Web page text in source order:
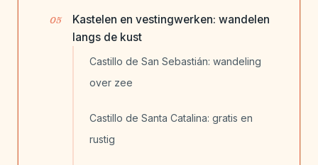
Kastelen en vestingwerken: wandelen
langs de kust
Castillo de San Sebastián: wandeling
over zee
Castillo de Santa Catalina: gratis en
rustig